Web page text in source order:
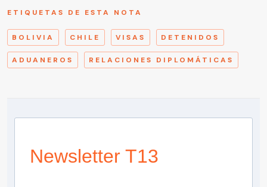
ETIQUETAS DE ESTA NOTA
BOLIVIA CHILE VISAS DETENIDOS
ADUANEROS RELACIONES DIPLOMÁTICAS
Newsletter T13